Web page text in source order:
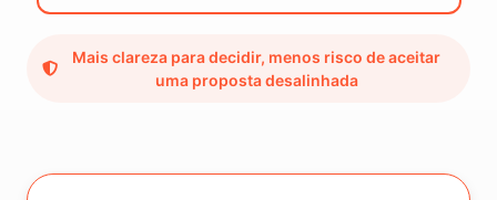
Mais clareza para decidir, menos risco de aceitar
uma proposta desalinhada